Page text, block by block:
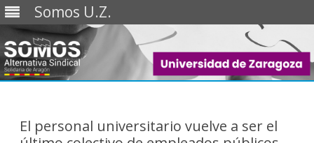
Somos U.Z.
Saltar
El personal universitario vuelve a ser el